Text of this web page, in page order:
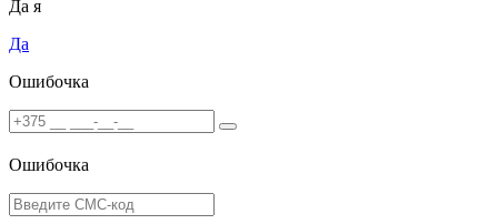
Да я
Да
Ошибочка
Ошибочка